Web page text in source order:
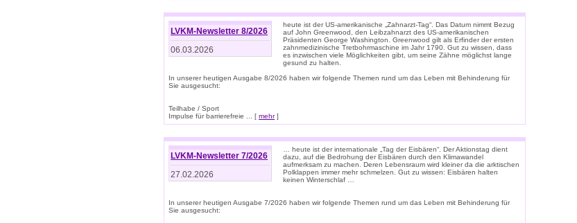
LVKM-Newsletter 8/2026
06.03.2026
heute ist der US-amerikanische „Zahnarzt-Tag“. Das Datum nimmt Bezug
auf John Greenwood, den Leibzahnarzt des US-amerikanischen
Präsidenten George Washington. Greenwood gilt als Erfinder der ersten
zahnmedizinische Tretbohrmaschine im Jahr 1790. Gut zu wissen, dass
es inzwischen viele Möglichkeiten gibt, um seine Zähne möglichst lange
gesund zu halten.
In unserer heutigen Ausgabe 8/2026 haben wir folgende Themen rund um das Leben mit Behinderung für
Sie ausgesucht:
Teilhabe / Sport
Impulse für barrierefreie ... [ mehr]
LVKM-Newsletter 7/2026
27.02.2026
… heute ist der internationale „Tag der Eisbären“. Der Aktionstag dient
dazu, auf die Bedrohung der Eisbären durch den Klimawandel
aufmerksam zu machen. Deren Lebensraum wird kleiner da die arktischen
Polklappen immer mehr schmelzen. Gut zu wissen: Eisbären halten
keinen Winterschlaf …
In unserer heutigen Ausgabe 7/2026 haben wir folgende Themen rund um das Leben mit Behinderung für
Sie ausgesucht: